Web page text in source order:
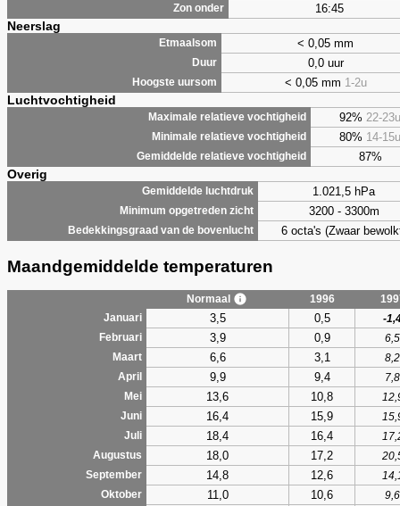
Zon onder 16:45
Neerslag
Etmaalsom < 0,05 mm
Duur 0,0 uur
Hoogste uursom < 0,05 mm 1-2u
Luchtvochtigheid
Maximale relatieve vochtigheid 92% 22-23u
Minimale relatieve vochtigheid 80% 14-15u
Gemiddelde relatieve vochtigheid 87%
Overig
Gemiddelde luchtdruk 1.021,5 hPa
Minimum opgetreden zicht 3200 - 3300m
Bedekkingsgraad van de bovenlucht 6 octa's (Zwaar
Maandgemiddelde temperaturen
Normaal 1996
Januari
3,5 0,5
-
Februari
3,9 0,9
6,5
Maart
6,6 3,1
8,2
April
9,9 9,4
7,8
Mei
13,6 10,8
Juni
16,4 15,9
Juli
18,4 16,4
Augustus
18,0 17,2
September
14,8 12,6
Oktober
11,0 10,6
9,6